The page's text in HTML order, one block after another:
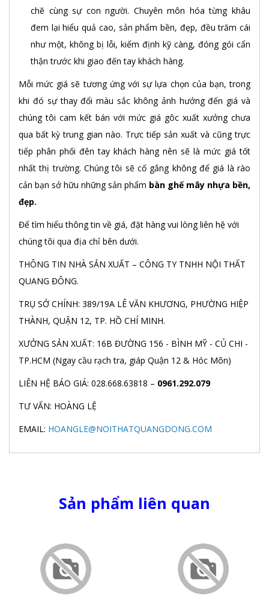
chẽ cùng sự con người. Chuyên môn hóa từng khâu
đem lại hiểu quả cao, sản phẩm bền, đẹp, đều trăm cái
như một, không bị lỗi, kiểm định kỹ càng, đóng gói cẩn
thận trước khi giao đến tay khách hàng.
Mỗi mức giá sẽ tương ứng với sự lựa chọn của bạn, trong
khi đó sự thay đổi màu sắc không ảnh hưởng đến giá và
chúng tôi cam kết bán với mức giá gôc xuất xưởng chưa
qua bất kỳ trung gian nào. Trực tiếp sản xuất và cũng trực
tiếp phân phối đên tay khách hàng nên sẽ là mức giá tốt
nhất thị trường. Chúng tôi sẽ cố gắng không để giá là rào
cản bạn sở hữu những sản phẩm bàn ghế mây nhựa bền,
đẹp.
Để tìm hiểu thông tin về giá, đặt hàng vui lòng liên hệ với
chúng tôi qua địa chỉ bên dưới.
THÔNG TIN NHÀ SẢN XUẤT – CÔNG TY TNHH NỘI THẤT
QUANG ĐÔNG.
TRỤ SỞ CHÍNH: 389/19A LÊ VĂN KHƯƠNG, PHƯỜNG HIỆP
THÀNH, QUẬN 12, TP. HỒ CHÍ MINH.
XƯỞNG SẢN XUẤT: 16B ĐƯỜNG 156 - BÌNH MỸ - CỦ CHI -
TP.HCM (Ngay cầu rạch tra, giáp Quận 12 & Hóc Môn)
LIÊN HỆ BÁO GIÁ: 028.668.63818 – 0961.292.079
TƯ VẤN: HOÀNG LỆ
EMAIL: HOANGLE@NOITHATQUANGDONG.COM
Sản phẩm liên quan